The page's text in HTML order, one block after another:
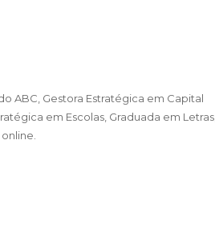
ABC, Gestora Estratégica em Capital
em Escolas, Graduada em Letras,